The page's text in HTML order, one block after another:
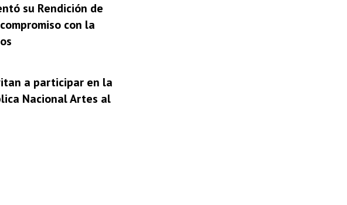
su Rendición de
con la
a participar en la
Nacional Artes al